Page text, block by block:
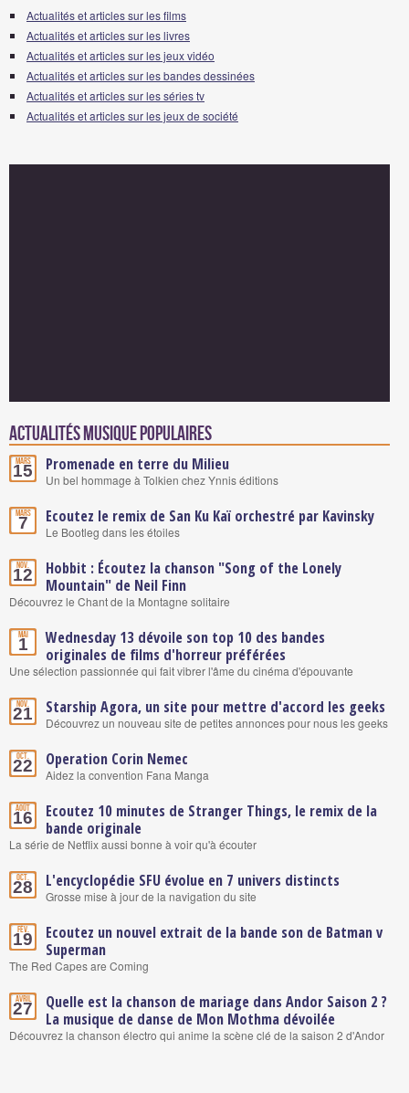
Actualités et articles sur les films
Actualités et articles sur les livres
Actualités et articles sur les jeux vidéo
Actualités et articles sur les bandes dessinées
Actualités et articles sur les séries tv
Actualités et articles sur les jeux de société
Actualités Musique populaires
Mars
15 Promenade en terre du Milieu
Un bel hommage à Tolkien chez Ynnis éditions
Mars
7 Ecoutez le remix de San Ku Kaï orchestré par Kavinsky
Le Bootleg dans les étoiles
Nov.
12
Hobbit : Écoutez la chanson "Song of the Lonely
Mountain" de Neil Finn
Découvrez le Chant de la Montagne solitaire
Mai
1
Wednesday 13 dévoile son top 10 des bandes
originales de films d'horreur préférées
Une sélection passionnée qui fait vibrer l'âme du cinéma d'épouvante
Nov.
21 Starship Agora, un site pour mettre d'accord les geeks
Découvrez un nouveau site de petites annonces pour nous les geeks
Oct.
22 Operation Corin Nemec
Aidez la convention Fana Manga
Août
16
Ecoutez 10 minutes de Stranger Things, le remix de la
bande originale
La série de Netflix aussi bonne à voir qu'à écouter
Oct.
28 L'encyclopédie SFU évolue en 7 univers distincts
Grosse mise à jour de la navigation du site
Fév.
19
Ecoutez un nouvel extrait de la bande son de Batman v
Superman
The Red Capes are Coming
Avril
27
Quelle est la chanson de mariage dans Andor Saison 2 ?
La musique de danse de Mon Mothma dévoilée
Découvrez la chanson électro qui anime la scène clé de la saison 2 d'Andor